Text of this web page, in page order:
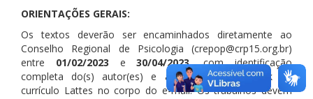
ORIENTAÇÕES GERAIS:
Os textos deverão ser encaminhados diretamente ao
Conselho Regional de Psicologia (crepop@crp15.org.br)
entre 01/02/2023 e30/04/2023, com identificação
completa do(s) autor(es) e acompanhado do link do
currículo Lattes no corpo do e-mail. Os trabalhos devem